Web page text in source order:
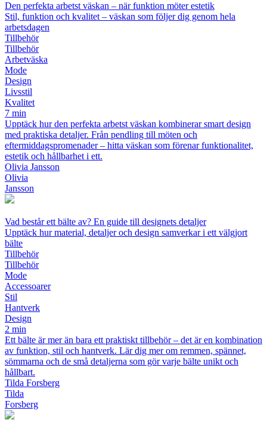
Den perfekta arbetst väskan – när funktion möter estetik
Stil, funktion och kvalitet – väskan som följer dig genom hela
arbetsdagen
Tillbehör
Tillbehör
Arbetväska
Mode
Design
Livsstil
Kvalitet
7 min
Upptäck hur den perfekta arbetst väskan kombinerar smart design
med praktiska detaljer. Från pendling till möten och
eftermiddagspromenader – hitta väskan som förenar funktionalitet,
estetik och hållbarhet i ett.
Olivia Jansson
Olivia
Jansson
Vad består ett bälte av? En guide till designets detaljer
Upptäck hur material, detaljer och design samverkar i ett välgjort
bälte
Tillbehör
Tillbehör
Mode
Accessoarer
Stil
Hantverk
Design
2 min
Ett bälte är mer än bara ett praktiskt tillbehör – det är en kombination
av funktion, stil och hantverk. Lär dig mer om remmen, spännet,
sömmarna och de små detaljerna som gör varje bälte unikt och
hållbart.
Tilda Forsberg
Tilda
Forsberg